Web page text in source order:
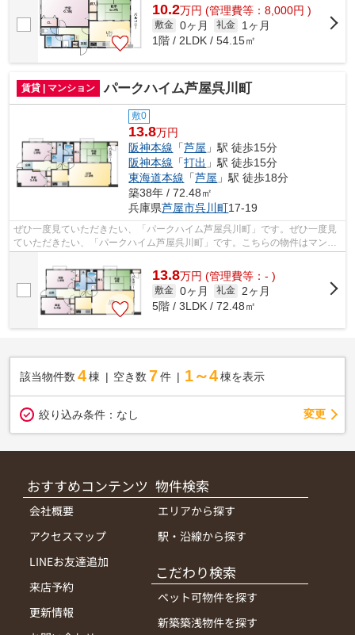
10.2万円 (管理費等：8,000円 )
敷金 0ヶ月 礼金
1ヶ月
1階 / 2LDK / 54.15㎡
賃貸 | マンション パークハイム芦屋呉川町
敷0
13.8万円
阪神本線 「芦屋 」駅 徒歩15分
阪神本線 「打出 」駅 徒歩15分
東海道本線 「芦屋 」駅 徒歩18分
築38年 / 72.48㎡
兵庫県芦屋市呉川町17-19
ぜひ一度見ていただきたい、「パークハイム芦屋呉川町」です。ぜひ一度見
ていただきたい、「パークハイム芦屋呉川町」です。こちらの物件はマンシ
13.8万円 (管理費等：- )
敷金 0ヶ月 礼金
2ヶ月
5階 / 3LDK / 72.48㎡
該当物件数 4棟 空き数 7 件 1～4 棟を表示
絞り込み条件： なし 変更
おすすめコンテンツ
会社概要
アクセスマップ
LINEお友達追加
来店予約
更新情報
物件検索
エリアから探す
駅・沿線から探す
こだわり検索
ペット可物件を探す
新築築浅物件を探す